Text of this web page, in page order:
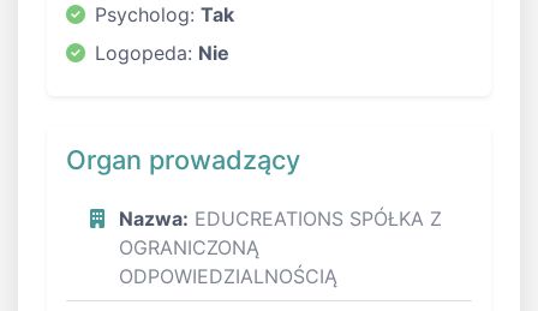
Psycholog: Tak
Logopeda: Nie
Organ prowadzący
Nazwa: EDUCREATIONS SPÓŁKA Z
OGRANICZONĄ
ODPOWIEDZIALNOŚCIĄ